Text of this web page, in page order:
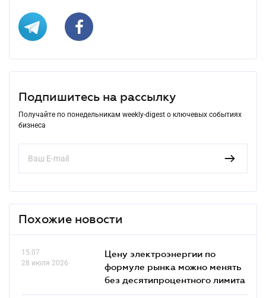
Подпишитесь на рассылку
Получайте по понедельникам weekly-digest о ключевых событиях
бизнеса
Похожие новости
15.07
28 июля 2026
Цену электроэнергии по
формуле рынка можно менять
без десятипроцентного лимита